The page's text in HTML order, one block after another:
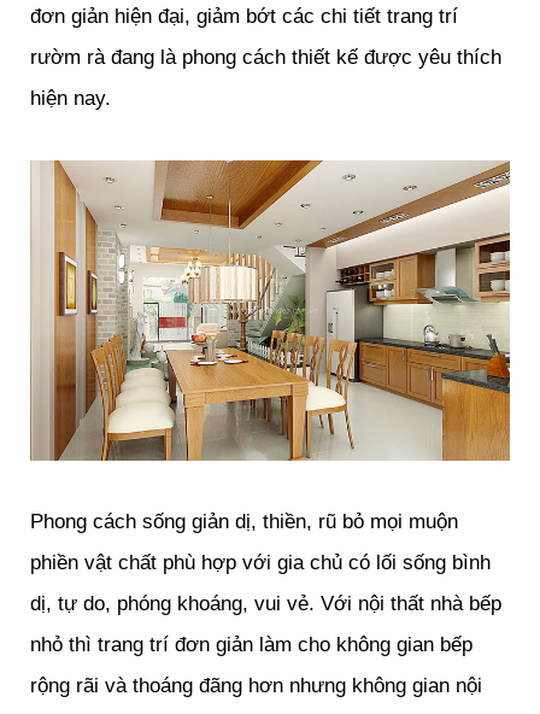
đơn giản hiện đại, giảm bớt các chi tiết trang trí
rườm rà đang là phong cách thiết kế được yêu thích
hiện nay.
Phong cách sống giản dị, thiền, rũ bỏ mọi muộn
phiền vật chất phù hợp với gia chủ có lối sống bình
dị, tự do, phóng khoáng, vui vẻ. Với nội thất nhà bếp
nhỏ thì trang trí đơn giản làm cho không gian bếp
rộng rãi và thoáng đãng hơn nhưng không gian nội